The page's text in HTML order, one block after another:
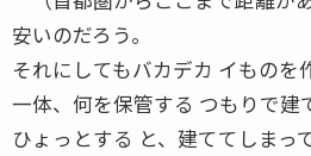
安いのだろう。
それにしてもバカデカ イものを
一体、何を保管する つもりで建
ひょっとする と、建ててしまっ